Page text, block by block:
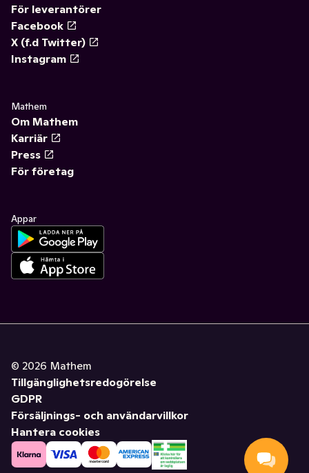
För leverantörer
Facebook
X (f.d Twitter)
Instagram
Mathem
Om Mathem
Karriär
Press
För företag
Appar
© 2026 Mathem
Tillgänglighetsredogörelse
GDPR
Försäljnings- och användarvillkor
Hantera cookies